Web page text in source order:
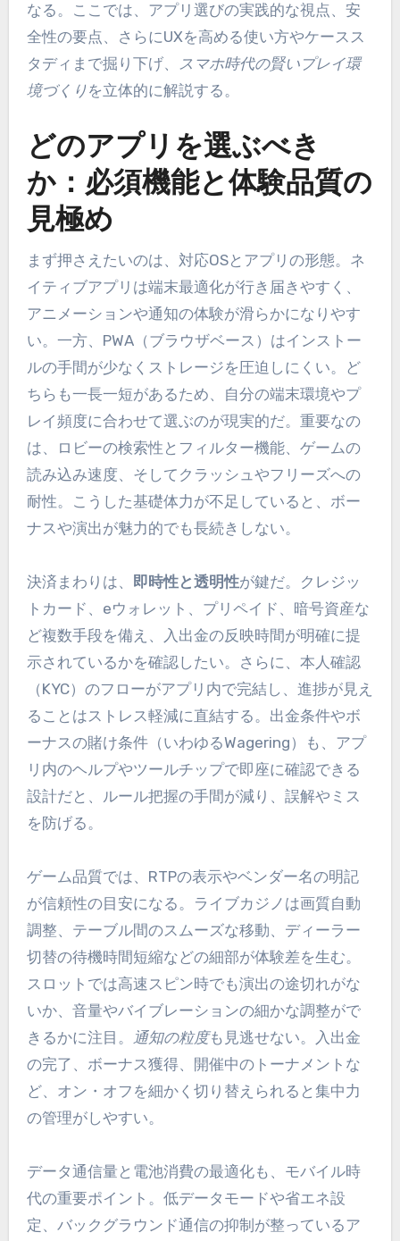
なる。ここでは、アプリ選びの実践的な視点、安
全性の要点、さらにUXを高める使い方やケースス
タディまで掘り下げ、 スマホ時代の賢いプレイ環
境づくり を立体的に解説する。
どのアプリを選ぶべき
か：必須機能と体験品質の
見極め
まず押さえたいのは、対応OSとアプリの形態。ネ
イティブアプリは端末最適化が行き届きやすく、
アニメーションや通知の体験が滑らかになりやす
い。一方、PWA（ブラウザベース）はインストー
ルの手間が少なくストレージを圧迫しにくい。ど
ちらも一長一短があるため、自分の端末環境やプ
レイ頻度に合わせて選ぶのが現実的だ。重要なの
は、ロビーの検索性とフィルター機能、ゲームの
読み込み速度、そしてクラッシュやフリーズへの
耐性。こうした基礎体力が不足していると、ボー
ナスや演出が魅力的でも長続きしない。
決済まわりは、 即時性と透明性が鍵だ。クレジッ
トカード、eウォレット、プリペイド、暗号資産な
ど複数手段を備え、入出金の反映時間が明確に提
示されているかを確認したい。さらに、本人確認
（KYC）のフローがアプリ内で完結し、進捗が見え
ることはストレス軽減に直結する。出金条件やボ
ーナスの賭け条件（いわゆるWagering）も、アプ
リ内のヘルプやツールチップで即座に確認できる
設計だと、ルール把握の手間が減り、誤解やミス
を防げる。
ゲーム品質では、RTPの表示やベンダー名の明記
が信頼性の目安になる。ライブカジノは画質自動
調整、テーブル間のスムーズな移動、ディーラー
切替の待機時間短縮などの細部が体験差を生む。
スロットでは高速スピン時でも演出の途切れがな
いか、音量やバイブレーションの細かな調整がで
きるかに注目。
通知の粒度も見逃せない。入出金
の完了、ボーナス獲得、開催中のトーナメントな
ど、オン・オフを細かく切り替えられると集中力
の管理がしやすい。
データ通信量と電池消費の最適化も、モバイル時
代の重要ポイント。低データモードや省エネ設
定、バックグラウンド通信の抑制が整っているア